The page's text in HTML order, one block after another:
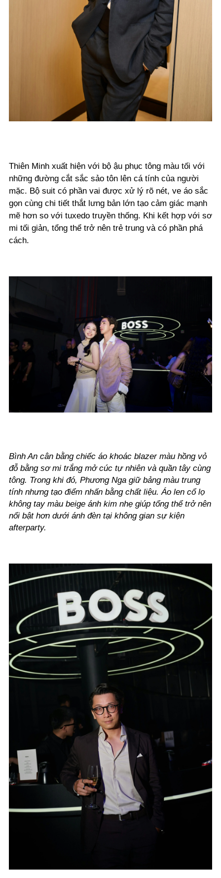
Thiên Minh xuất hiện với bộ ậu phục tông màu tối với
những đường cắt sắc sảo tôn lên cá tính của người
mặc. Bộ suit có phần vai được xử lý rõ nét, ve áo sắc
gọn cùng chi tiết thắt lưng bản lớn tạo cảm giác mạnh
mẽ hơn so với tuxedo truyền thống. Khi kết hợp với sơ
mi tối giản, tổng thể trở nên trẻ trung và có phần phá
cách.
Bình An cân bằng chiếc áo khoác blazer màu hồng vỏ
đỗ bằng sơ mi trắng mở cúc tự nhiên và quần tây cùng
tông. Trong khi đó, Phương Nga giữ bảng màu trung
tính nhưng tạo điểm nhấn bằng chất liệu. Áo len cổ lọ
không tay màu beige ánh kim nhẹ giúp tổng thể trở nên
nổi bật hơn dưới ánh đèn tại không gian sự kiện
afterparty.